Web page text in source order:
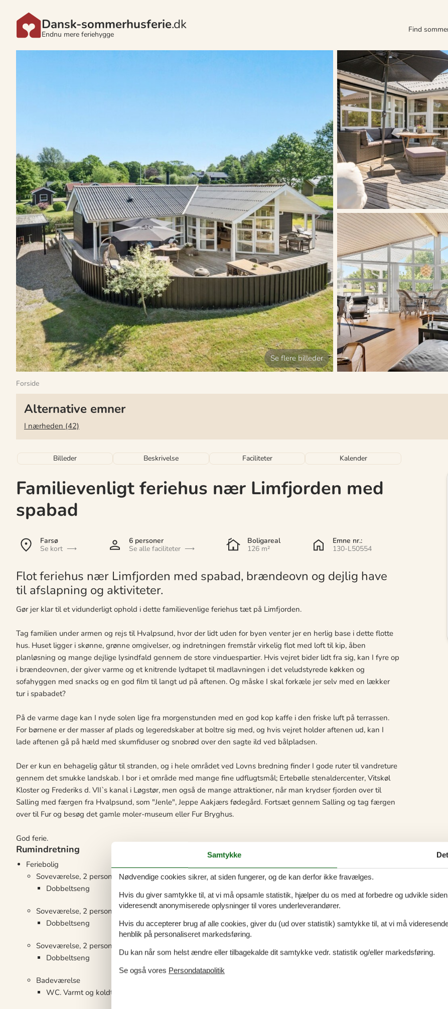
Dansk-sommerhusferie.dk
Endnu mere feriehygge
Find
Forside
Alternative emner
I nærheden (42)
Billeder Beskrivelse Faciliteter Kalender
Familievenligt feriehus nær Limfjorden med
spabad
Farsø
Se kort
6 personer
Se alle faciliteter
Boligareal
126 m²
Emne nr.:
130-L50554
Flot feriehus nær Limfjorden med spabad, brændeovn og dejlig have
til afslapning og aktiviteter.
Gør jer klar til et vidunderligt ophold i dette familievenlige feriehus tæt på Limfjorden.
Tag familien under armen og rejs til Hvalpsund, hvor der lidt uden for byen venter jer en herlig base i dette flotte
hus. Huset ligger i skønne, grønne omgivelser, og indretningen fremstår virkelig flot med loft til kip, åben
planløsning og mange dejlige lysindfald gennem de store vinduespartier. Hvis vejret bider lidt fra sig, kan I fyre op
i brændeovnen, der giver varme og et knitrende lydtapet til madlavningen i det veludstyrede køkken og
sofahyggen med snacks og en god film til langt ud på aftenen. Og måske I skal forkæle jer selv med en lækker
tur i spabadet?
På de varme dage kan I nyde solen lige fra morgenstunden med en god kop kaffe i den friske luft på terrassen.
For børnene er der masser af plads og legeredskaber at boltre sig med, og hvis vejret holder aftenen ud, kan I
lade aftenen gå på hæld med skumfiduser og snobrød over den sagte ild ved bålpladsen.
Der er kun en behagelig gåtur til stranden, og i hele området ved Lovns bredning finder I gode ruter til vandreture
gennem det smukke landskab. I bor i et område med mange fine udflugtsmål; Ertebølle stenaldercenter, Vitskøl
Kloster og Frederiks d. VII`s kanal i Løgstør, men også de mange attraktioner, når man krydser fjorden over til
Salling med færgen fra Hvalpsund, som "Jenle", Jeppe Aakjærs fødegård. Fortsæt gennem Salling og tag færgen
over til Fur og besøg det gamle moler-museum eller Fur Bryghus.
God ferie.
Rumindretning
Feriebolig
Soveværelse, 2 personer
Dobbeltseng
Soveværelse, 2 personer
Dobbeltseng
Soveværelse, 2 personer
Dobbeltseng
Badeværelse
WC. Varmt og koldt vand, Bruser
Samtykke
Nødvendige cookies sikrer, at siden fungerer, og de kan derfor ikke fravælges.
Hvis du giver samtykke til, at vi må opsamle statistik, hjælper du os med at forbedre og udvikle
videresendt anonymiserede oplysninger til vores underleverandører.
Hvis du accepterer brug af alle cookies, giver du (ud over statistik) samtykke til, at vi må
henblik på personaliseret markedsføring.
Du kan når som helst ændre eller tilbagekalde dit samtykke vedr. statistik og/eller markedsføring.
Se også vores Persondatapolitik